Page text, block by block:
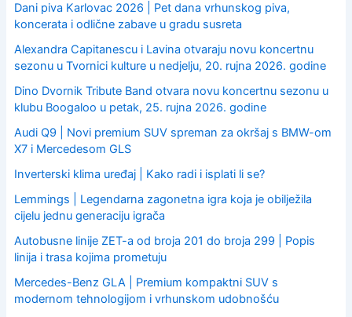
Dani piva Karlovac 2026 | Pet dana vrhunskog piva,
koncerata i odlične zabave u gradu susreta
Alexandra Capitanescu i Lavina otvaraju novu koncertnu
sezonu u Tvornici kulture u nedjelju, 20. rujna 2026. godine
Dino Dvornik Tribute Band otvara novu koncertnu sezonu u
klubu Boogaloo u petak, 25. rujna 2026. godine
Audi Q9 | Novi premium SUV spreman za okršaj s BMW-om
X7 i Mercedesom GLS
Inverterski klima uređaj | Kako radi i isplati li se?
Lemmings | Legendarna zagonetna igra koja je obilježila
cijelu jednu generaciju igrača
Autobusne linije ZET-a od broja 201 do broja 299 | Popis
linija i trasa kojima prometuju
Mercedes-Benz GLA | Premium kompaktni SUV s
modernom tehnologijom i vrhunskom udobnošću